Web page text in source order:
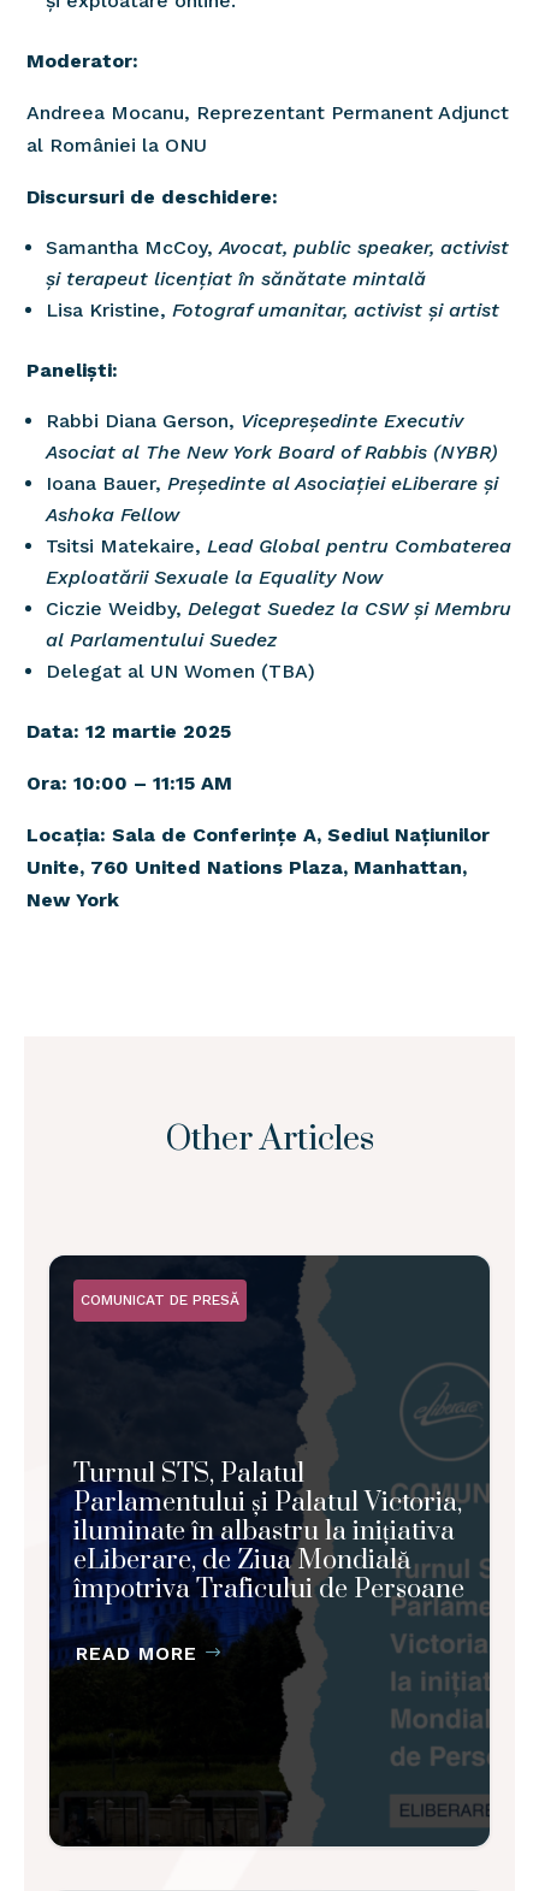
Moderator:
Andreea Mocanu, Reprezentant Permanent Adjunct
al României la ONU
Discursuri de deschidere:
Samantha McCoy,Avocat, public speaker, activist
și terapeut licențiat în sănătate mintală
Lisa Kristine,Fotograf umanitar, activist și artist
Paneliști:
Rabbi Diana Gerson, Vicepreședinte Executiv
Asociat al The New York Board of Rabbis (NYBR)
Ioana Bauer,Președinte al Asociației eLiberare și
Ashoka Fellow
Tsitsi Matekaire,Lead Global pentru Combaterea
Exploatării Sexuale la Equality Now
Ciczie Weidby,Delegat Suedez la CSW și Membru
al Parlamentului Suedez
Delegat al UN Women (TBA)
Data: 12 martie 2025
Ora: 10:00 – 11:15 AM
Locația: Sala de Conferințe A, Sediul Națiunilor
Unite, 760 United Nations Plaza, Manhattan,
New York
Other Articles
COMUNICAT DE PRESĂ
Turnul STS, Palatul
Parlamentului și Palatul Victoria,
iluminate în albastru la inițiativa
eLiberare, de Ziua Mondială
împotriva Traficului de Persoane
READ MORE